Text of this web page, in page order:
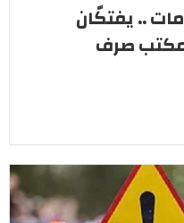
.. يفتكّان
صرف